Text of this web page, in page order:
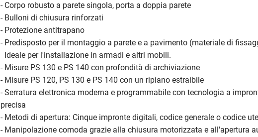
- Corpo robusto a parete singola, porta a doppia parete
- Bulloni di chiusura rinforzati
- Protezione antitrapano
- Predisposto per il montaggio a parete e a pavimento (materiale di
Ideale per l'installazione in armadi e altri mobili.
- Misure PS 130 e PS 140 con profondità di archiviazione
- Misure PS 120, PS 130 e PS 140 con un ripiano estraibile
- Serratura elettronica moderna e programmabile con tecnologia a
precisa
- Metodi di apertura: Cinque impronte digitali, codice generale o codice
- Manipolazione comoda grazie alla chiusura motorizzata e all'apertura